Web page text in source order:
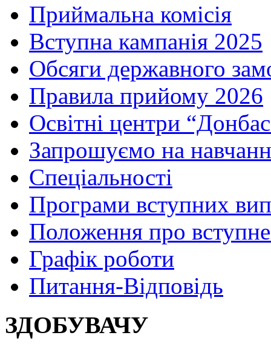
Приймальна комісія
Вступна кампанія 2025
Обсяги державного
Правила прийому 2026
Освітні центри
Запрошуємо на
Спеціальності
Програми вступних
Положення про
Графік роботи
Питання-Відповідь
ЗДОБУВАЧУ